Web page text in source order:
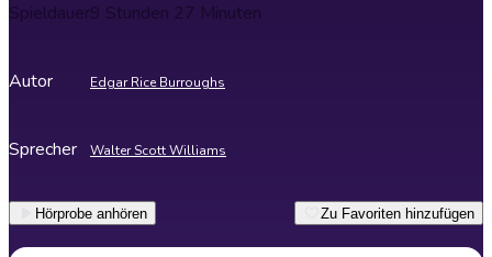
Spieldauer9 Stunden 27 Minuten
Autor Edgar Rice Burroughs
Sprecher Walter Scott Williams
Hörprobe anhören Zu Favoriten hinzufügen